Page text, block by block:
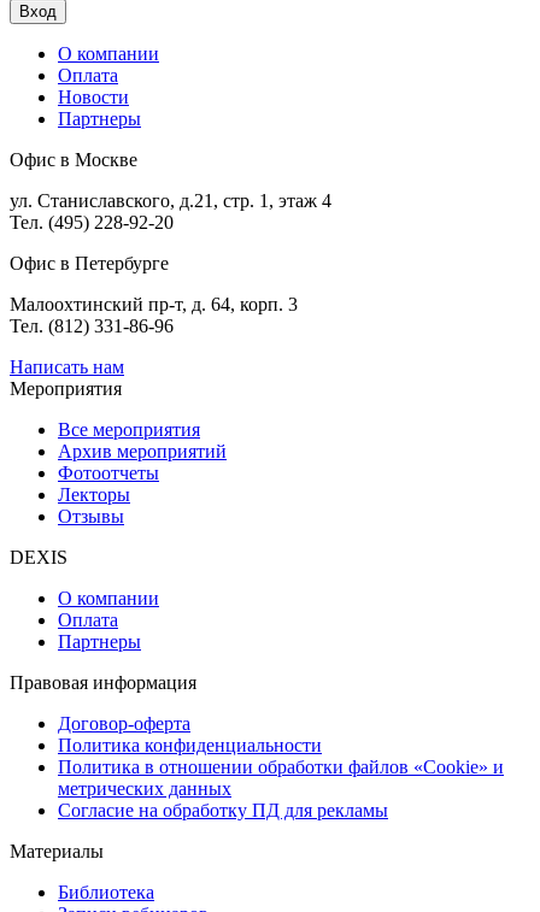
Вход
О компании
Оплата
Новости
Партнеры
Офис в Москве
ул. Станиславского, д.21, стр. 1, этаж 4
Тел. (495) 228-92-20
Офис в Петербурге
Малоохтинский пр-т, д. 64, корп. 3
Тел. (812) 331-86-96
Написать нам
Мероприятия
Все мероприятия
Архив мероприятий
Фотоотчеты
Лекторы
Отзывы
DEXIS
О компании
Оплата
Партнеры
Правовая информация
Договор-оферта
Политика конфиденциальности
Политика в отношении обработки файлов «Cookie» и
метрических данных
Согласие на обработку ПД для рекламы
Материалы
Библиотека